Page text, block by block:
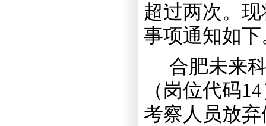
超过两次。 现
事项通知如下
合肥未来
（岗位代码14
考察人员放